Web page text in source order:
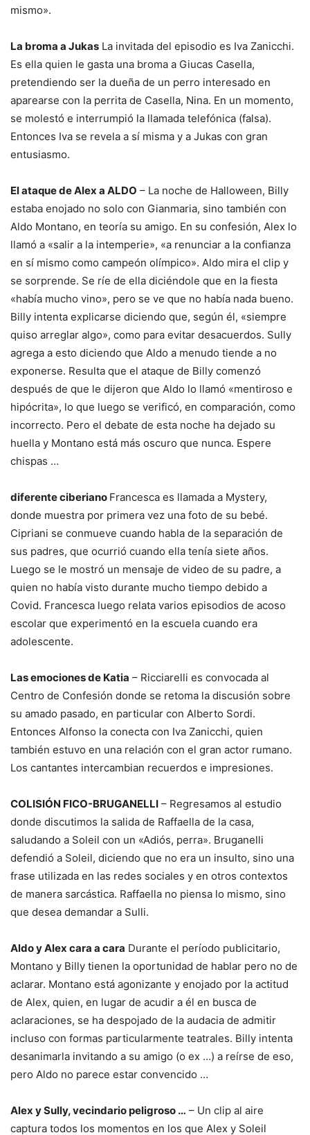
mismo».
La broma a Jukas La invitada del episodio es Iva Zanicchi.
Es ella quien le gasta una broma a Giucas Casella,
pretendiendo ser la dueña de un perro interesado en
aparearse con la perrita de Casella, Nina. En un momento,
se molestó e interrumpió la llamada telefónica (falsa).
Entonces Iva se revela a sí misma y a Jukas con gran
entusiasmo.
El ataque de Alex a ALDO – La noche de Halloween, Billy
estaba enojado no solo con Gianmaria, sino también con
Aldo Montano, en teoría su amigo. En su confesión, Alex lo
llamó a «salir a la intemperie», «a renunciar a la confianza
en sí mismo como campeón olímpico». Aldo mira el clip y
se sorprende. Se ríe de ella diciéndole que en la fiesta
«había mucho vino», pero se ve que no había nada bueno.
Billy intenta explicarse diciendo que, según él, «siempre
quiso arreglar algo», como para evitar desacuerdos. Sully
agrega a esto diciendo que Aldo a menudo tiende a no
exponerse. Resulta que el ataque de Billy comenzó
después de que le dijeron que Aldo lo llamó «mentiroso e
hipócrita», lo que luego se verificó, en comparación, como
incorrecto. Pero el debate de esta noche ha dejado su
huella y Montano está más oscuro que nunca. Espere
chispas …
diferente ciberiano Francesca es llamada a Mystery,
donde muestra por primera vez una foto de su bebé.
Cipriani se conmueve cuando habla de la separación de
sus padres, que ocurrió cuando ella tenía siete años.
Luego se le mostró un mensaje de video de su padre, a
quien no había visto durante mucho tiempo debido a
Covid. Francesca luego relata varios episodios de acoso
escolar que experimentó en la escuela cuando era
adolescente.
Las emociones de Katia – Ricciarelli es convocada al
Centro de Confesión donde se retoma la discusión sobre
su amado pasado, en particular con Alberto Sordi.
Entonces Alfonso la conecta con Iva Zanicchi, quien
también estuvo en una relación con el gran actor rumano.
Los cantantes intercambian recuerdos e impresiones.
COLISIÓN FICO-BRUGANELLI – Regresamos al estudio
donde discutimos la salida de Raffaella de la casa,
saludando a Soleil con un «Adiós, perra». Bruganelli
defendió a Soleil, diciendo que no era un insulto, sino una
frase utilizada en las redes sociales y en otros contextos
de manera sarcástica. Raffaella no piensa lo mismo, sino
que desea demandar a Sulli.
Aldo y Alex cara a cara Durante el período publicitario,
Montano y Billy tienen la oportunidad de hablar pero no de
aclarar. Montano está agonizante y enojado por la actitud
de Alex, quien, en lugar de acudir a él en busca de
aclaraciones, se ha despojado de la audacia de admitir
incluso con formas particularmente teatrales. Billy intenta
desanimarla invitando a su amigo (o ex …) a reírse de eso,
pero Aldo no parece estar convencido …
Alex y Sully, vecindario peligroso … – Un clip al aire
captura todos los momentos en los que Alex y Soleil